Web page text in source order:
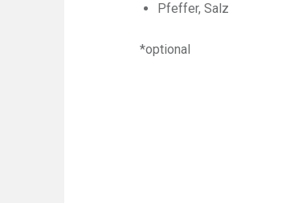
Pfeffer, Salz
*optional